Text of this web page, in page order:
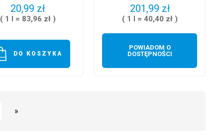
20,99 zł
( 1 l = 83,96 zł )
DO KOSZYKA
201,99 zł
( 1 l = 40,40 zł )
POWIADOM O
DOSTĘPNOŚCI
»